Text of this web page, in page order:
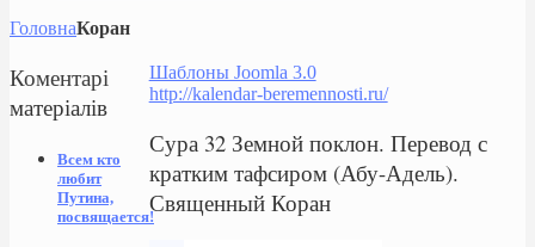
ГоловнаКоран
Шаблоны Joomla 3.0
http://kalendar-beremennosti.ru/
Сура 32 Земной поклон. Перевод с
кратким тафсиром (Абу-Адель).
Священный Коран
Коментарі
матеріалів
Всем кто
любит
Путина,
посвящается!